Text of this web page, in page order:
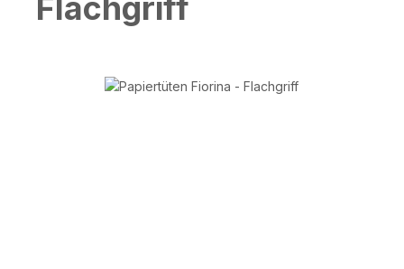
Flachgriff
Bildergalerie überspringen